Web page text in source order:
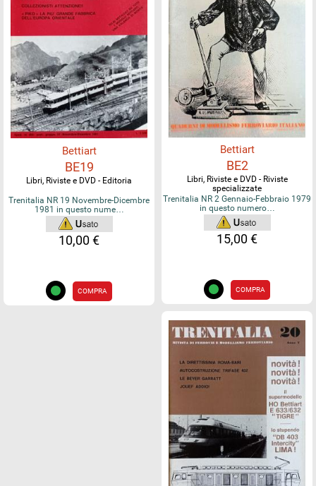
Bettiart
BE19
Libri, Riviste e DVD - Editoria
Trenitalia NR 19 Novembre-Dicembre
1981 in questo nume…
10,00 €
COMPRA
Bettiart
BE2
Libri, Riviste e DVD - Riviste
specializzate
Trenitalia NR 2 Gennaio-Febbraio 1979
in questo numero…
15,00 €
COMPRA